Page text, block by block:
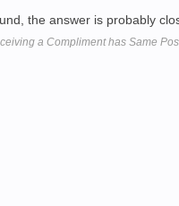
the answer is probably
a Compliment has Same